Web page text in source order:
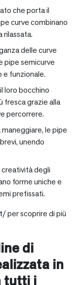
che porta il
curve combinano
rilassata.
delle curve
pipe semicurve
funzionale.
loro bocchino
fresca grazie alla
percorrere.
le pipe
unendo
creatività degli
forme uniche e
prefissati.
per scoprire di più
di
in
tutti i